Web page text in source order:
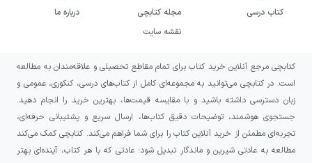
کتاب درسی
مجله کتابچی
نقشه سایت
درباره ما
کتابچی مرجع آنلاین خرید کتاب برای تمام مقاطع تحصیلی و علاقه‌مندان به مطالعه
است. در کتابچی می‌توانید به مجموعه‌ای کامل از کتاب‌های درسی، کنکوری، عمومی و
زبان دسترسی داشته باشید و با مقایسه قیمت‌ها، بهترین خرید را انجام دهید.
جستجوی هوشمند، توضیحات دقیق کتاب‌ها، ارسال سریع و پشتیبانی حرفه‌ای،
تجربه‌ای مطمئن از خرید آنلاین کتاب را برای شما فراهم می‌کند. کتابچی کمک می‌کند
مطالعه به عادتی شیرین و ماندگار تبدیل شود؛ عادتی که با هر کتاب، آینده‌ای بهتر